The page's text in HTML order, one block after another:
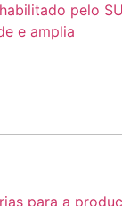
pelo
e amplia
para a